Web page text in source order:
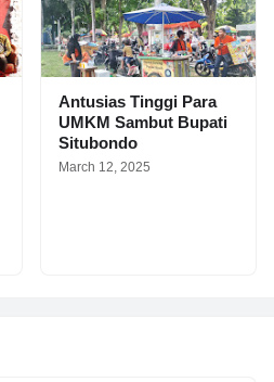
Antusias Tinggi Para
UMKM Sambut Bupati
Situbondo
March 12, 2025